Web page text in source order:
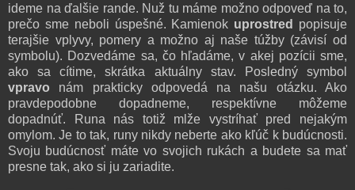
ideme na ďalšie rande. Nuž tu máme možno odpoveď na to,
prečo sme neboli úspešné. Kamienok uprostred
popisuje
terajšie vplyvy, pomery a možno aj naše túžby (závisí od
symbolu). Dozvedáme sa, čo hľadáme, v akej pozícii sme,
ako sa cítime, skrátka aktuálny stav. Posledný symbol
vpravo nám prakticky odpovedá na našu otázku. Ako
pravdepodobne dopadneme, respektívne môžeme
dopadnúť. Runa nás totiž mlže vystríhať pred nejakým
omylom. Je to tak, runy nikdy neberte ako kľúč k budúcnosti.
Svoju budúcnosť máte vo svojich rukách a budete sa mať
presne tak, ako si ju zariadite.